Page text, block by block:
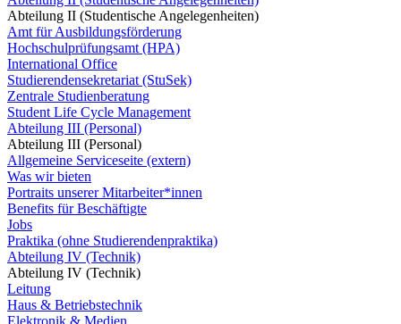
Abteilung II (Studentische Angelegenheiten)
Amt für Ausbildungsförderung
Hochschulprüfungsamt (HPA)
International Office
Studierendensekretariat (StuSek)
Zentrale Studienberatung
Student Life Cycle Management
Abteilung III (Personal)
Abteilung III (Personal)
Allgemeine Serviceseite (extern)
Was wir bieten
Portraits unserer Mitarbeiter*innen
Benefits für Beschäftigte
Jobs
Praktika (ohne Studierendenpraktika)
Abteilung IV (Technik)
Abteilung IV (Technik)
Leitung
Haus & Betriebstechnik
Elektronik & Medien